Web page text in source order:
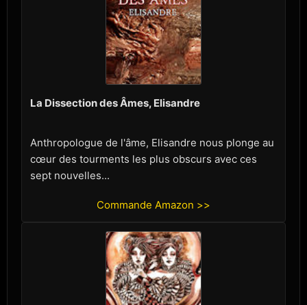
La Dissection des Âmes, Elisandre
Anthropologue de l'âme, Elisandre nous plonge au
cœur des tourments les plus obscurs avec ces
sept nouvelles...
Commande Amazon >>